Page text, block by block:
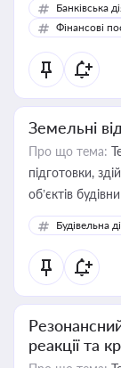
Банківська
Фінансові
Земельні
Про що тема:
підготовки,
об’єктів
Будівельна
реакції та